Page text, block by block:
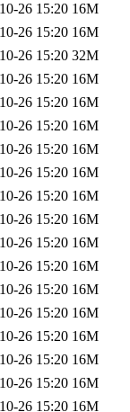
26 15:20 16M
26 15:20 16M
26 15:20 32M
26 15:20 16M
26 15:20 16M
26 15:20 16M
26 15:20 16M
26 15:20 16M
26 15:20 16M
26 15:20 16M
26 15:20 16M
26 15:20 16M
26 15:20 16M
26 15:20 16M
26 15:20 16M
26 15:20 16M
26 15:20 16M
26 15:20 16M